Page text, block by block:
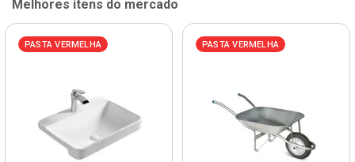
Melhores itens do mercado
PASTA VERMELHA PASTA VERMELHA